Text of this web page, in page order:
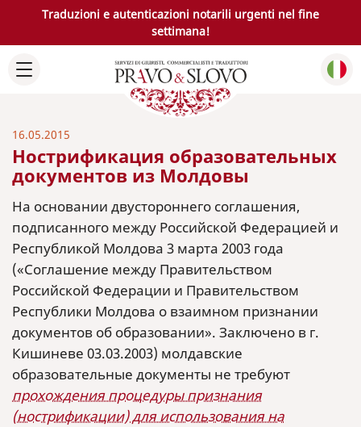
Traduzioni e autenticazioni notarili urgenti nel fine
settimana!
16.05.2015
Нострификация образовательных
документов из Молдовы
На основании двустороннего соглашения,
подписанного между Российской Федерацией и
Республикой Молдова 3 марта 2003 года
(«Соглашение между Правительством
Российской Федерации и Правительством
Республики Молдова о взаимном признании
документов об образовании». Заключено в г.
Кишиневе 03.03.2003) молдавские
образовательные документы не требуют
прохождения процедуры признания
(нострификации) для использования на